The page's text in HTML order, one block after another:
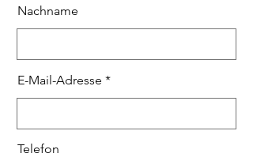
Nachname
E-Mail-Adresse
Telefon